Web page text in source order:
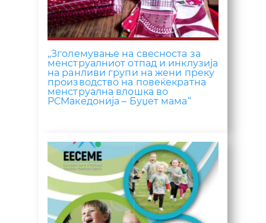
„Зголемување на свесноста за
менструалниот отпад и инклузија
на ранливи групи на жени преку
производство на повеќекратна
менструална влошка во
РСМакедонија – Буџет мама“